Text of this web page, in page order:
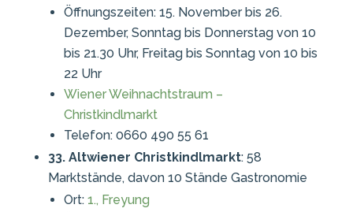
Öffnungszeiten: 15. November bis 26.
Dezember, Sonntag bis Donnerstag von 10
bis 21.30 Uhr, Freitag bis Sonntag von 10 bis
22 Uhr
Wiener Weihnachtstraum –
Christkindlmarkt
Telefon: 0660 490 55 61
33. Altwiener Christkindlmarkt: 58
Marktstände, davon 10 Stände Gastronomie
Ort: 1., Freyung